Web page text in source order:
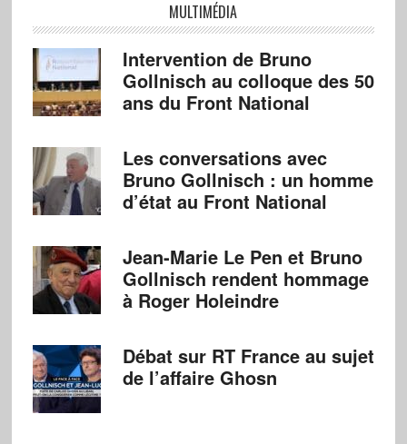
MULTIMÉDIA
Intervention de Bruno
Gollnisch au colloque des 50
ans du Front National
Les conversations avec
Bruno Gollnisch : un homme
d’état au Front National
Jean-Marie Le Pen et Bruno
Gollnisch rendent hommage
à Roger Holeindre
Débat sur RT France au sujet
de l’affaire Ghosn